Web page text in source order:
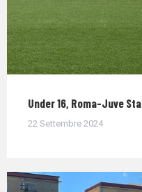
Under 16, Roma-Juve
22 Settembre 2024